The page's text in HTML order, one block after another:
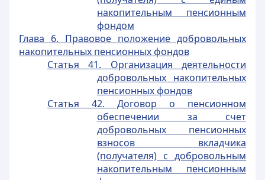
накопительным пенсионным
фондом
Глава 6. Правовое положение добровольных
накопительных пенсионных фондов
Статья 41. Организация деятельности
добровольных накопительных
пенсионных фондов
Статья 42. Договор о пенсионном
обеспечении за счет
добровольных пенсионных
взносов вкладчика
(получателя) с добровольным
накопительным пенсионным